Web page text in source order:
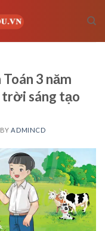
3 năm
trời sáng tạo
BY ADMINCD